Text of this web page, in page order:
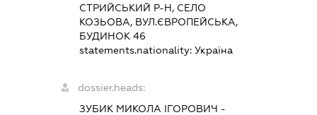
СТРИЙСЬКИЙ Р-Н, СЕЛО
КОЗЬОВА, ВУЛ.ЄВРОПЕЙСЬКА,
БУДИНОК 46
statements.nationality: Україна
dossier.heads:
ЗУБИК МИКОЛА ІГОРОВИЧ -